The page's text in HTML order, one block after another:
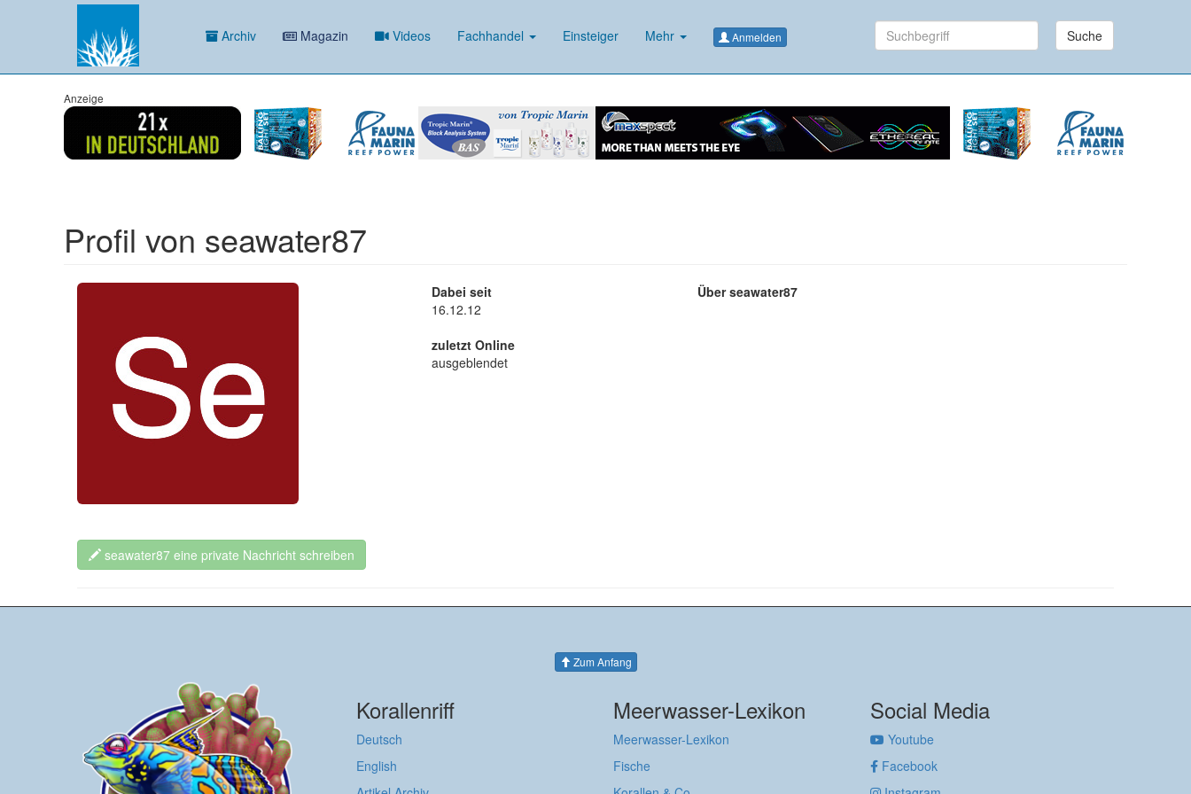
Archiv Magazin Videos Fachhandel Einsteiger Mehr Anmelden Suche
Anzeige
Profil von seawater87
seawater87 eine private Nachricht schreiben
Dabei seit
16.12.12
zuletzt Online
ausgeblendet
Über seawater87
Zum Anfang
Korallenriff
Deutsch
English
Meerwasser-Lexikon
Meerwasser-Lexikon
Fische
Social Media
Youtube
Facebook